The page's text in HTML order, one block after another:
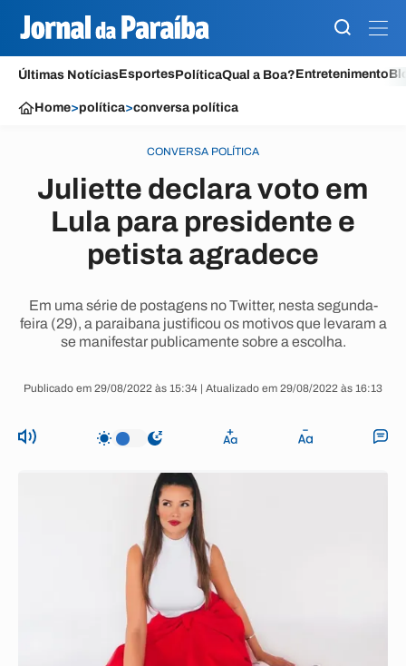
Últimas NotíciasEsportesPolíticaQual a Boa?Entretenimento
Home>política>conversa política
CONVERSA POLÍTICA
Juliette declara voto em
Lula para presidente e
petista agradece
Em uma série de postagens no Twitter, nesta segunda-
feira (29), a paraibana justificou os motivos que levaram a
se manifestar publicamente sobre a escolha.
Publicado em 29/08/2022 às 15:34 | Atualizado em 29/08/2022 às 16:13